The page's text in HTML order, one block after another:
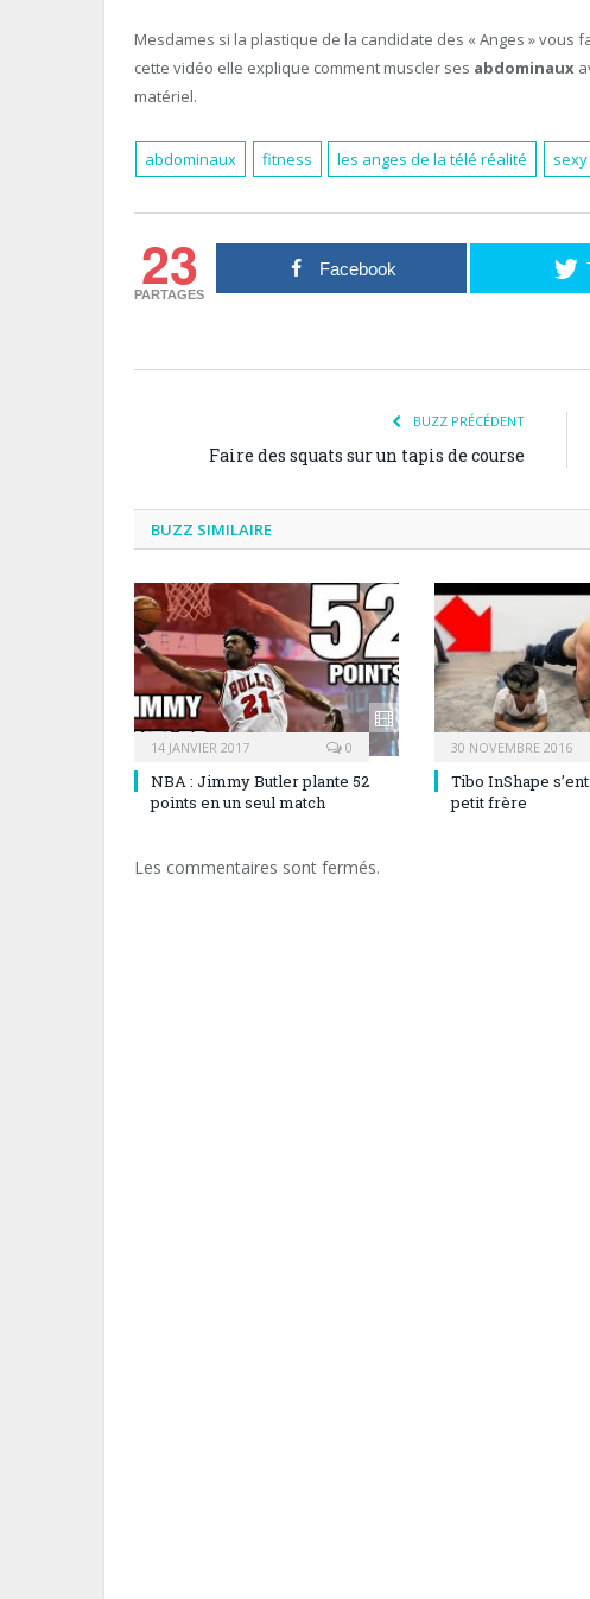
Mesdames si la plastique de la candidate des « Anges » vous
cette vidéo elle explique comment muscler ses abdominaux
matériel.
abdominaux fitness les anges de la télé réalité sexy
23
PARTAGES
Facebook
BUZZ PRÉCÉDENT
Faire des squats sur un tapis de course
BUZZ SIMILAIRE
14 JANVIER 2017 0
NBA : Jimmy Butler plante 52
points en un seul match
30 NOVEMBRE 2016
Tibo InShape
petit frère
Les commentaires sont fermés.